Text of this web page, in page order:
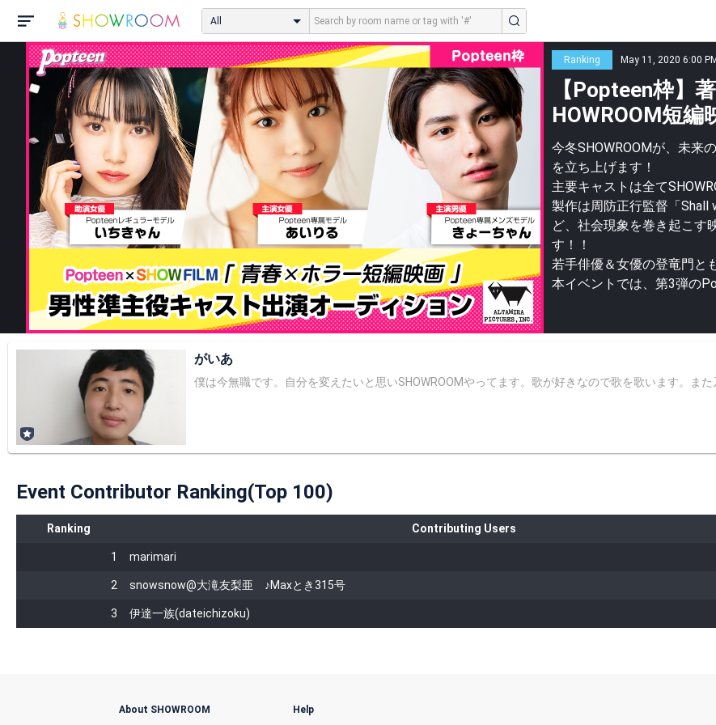
All
Ranking May 11, 2020 6:00
【Popteen枠】
HOWROOM短
今冬SHOWROOMが、未来
を立ち上げます！
主要キャストは全て
製作は周防正行監督「Shall
ど、社会現象を巻き起こす
す！！
若手俳優＆女優の登竜門と
本イベントでは、第3弾の
がいあ
僕は今無職です。自分を変えたいと思いSHOWROOMやってます。歌が好きなので歌を歌います。ま
Event Contributor Ranking(Top 100)
Ranking Contributing Users
1 marimari
2 snowsnow@大滝友梨亜 ♪Maxとき315号
3 伊達一族(dateichizoku)
About SHOWROOM Help